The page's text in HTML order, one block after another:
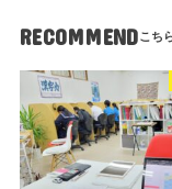
RECOMMEND